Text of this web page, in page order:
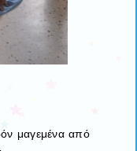
μαγεμένα από